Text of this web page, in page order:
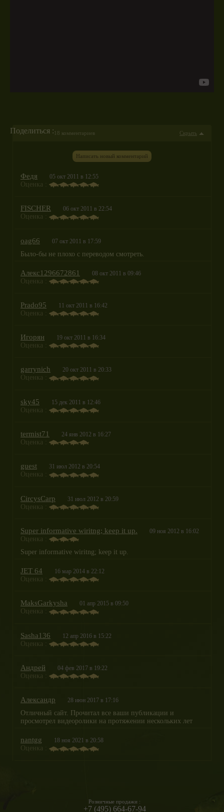
Поделиться : Скрыть
18 комментариев
Написать новый комментарий
Федя 05 окт 2011 в 12:55
Оценка :
FISCHER 06 окт 2011 в 22:54
Оценка :
oag66 07 окт 2011 в 17:59
Было-бы не плохо с переводом смотреть.
Алекс1296672861 08 окт 2011 в 09:46
Оценка :
Prado95 11 окт 2011 в 16:42
Оценка :
Игорян 19 окт 2011 в 16:34
Оценка :
garrynich 20 окт 2011 в 20:33
Оценка :
sky45 15 дек 2011 в 12:46
Оценка :
termist71 24 янв 2012 в 16:27
Оценка :
guest 31 июл 2012 в 20:54
Оценка :
CircysCarp 31 июл 2012 в 20:59
Оценка :
Super informative wiritng; keep it up. 09 ноя 2012 в 16:02
Оценка :
Super informative wiritng; keep it up.
JET 64 16 мар 2014 в 22:12
Оценка :
MaksGarkysha 01 апр 2015 в 09:50
Оценка :
Sasha136 12 апр 2016 в 15:22
Оценка :
Андрей 04 фев 2017 в 19:22
Оценка :
Александр 28 июн 2017 в 17:16
Отличный сайт. Прочитал все ваши публикации и
просмотрел видеоролики на протяжении нескольких лет
nantgg 18 ноя 2021 в 20:58
Оценка :
Розничные продажи :
+7 (495) 664-67-94